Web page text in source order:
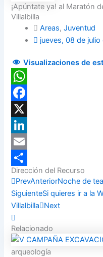
¡Apúntate ya! al Maratón
Villalbilla
Areas,Juventud
jueves, 08 de julio
Visualizaciones de
WhatsApp
Facebook
X
LinkedIn
Email
Compartir
Dirección del Recurso
PrevAnteriorNoche de
SiguienteSi quieres ir a la
Villalbilla
Next
Relacionado
arqueología